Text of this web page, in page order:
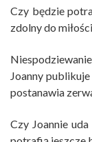
Czy będzie
zdolny do
Joanny
postanawia
Czy Joannie